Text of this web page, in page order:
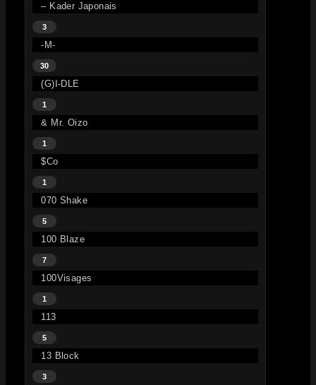
– Kader Japonais
3
-M-
30
(G)I-DLE
1
& Mr. Oizo
1
$co
1
070 Shake
5
100 Blaze
7
100Visages
1
113
5
13 Block
3